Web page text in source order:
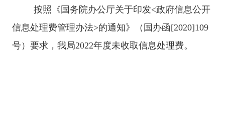
按照《国务院办公厅关于印发<政府信息公开
信息处理费管理办法>的通知》（国办函[2020]109
号）要求，我局2022年度未收取信息处理费。